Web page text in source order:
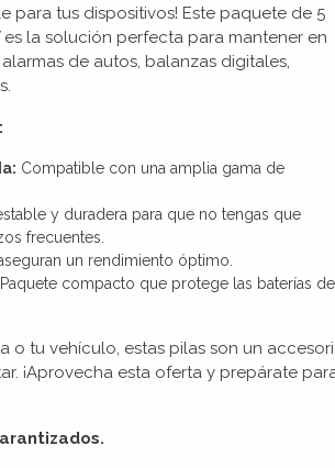
para tus dispositivos! Este paquete de 5
la solución perfecta para mantener en
de autos, balanzas digitales,
Compatible con una amplia gama de
y duradera para que no tengas que
frecuentes.
un rendimiento óptimo.
compacto que protege las baterías
o tu vehículo, estas pilas son un
¡Aprovecha esta oferta y prepárate